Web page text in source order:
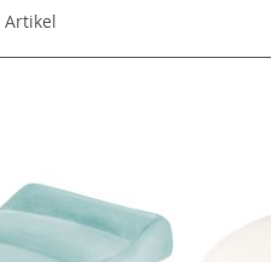
Artikel